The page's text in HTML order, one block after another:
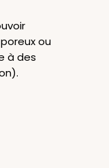
ou
à des